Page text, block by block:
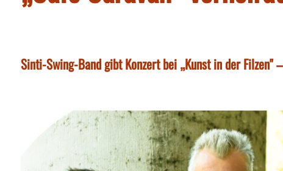
Sinti-Swing-Band gibt Konzert bei „Kunst in der Filzen"